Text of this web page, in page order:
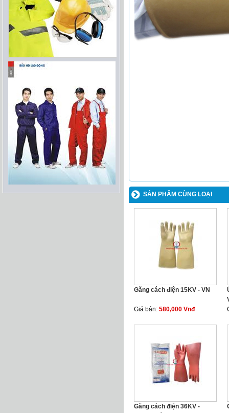
SẢN PHẨM CÙNG LOẠI
Găng cách điện 15KV - VN
Giá bán: 580,000 Vnđ
Găng cách điện 36KV -